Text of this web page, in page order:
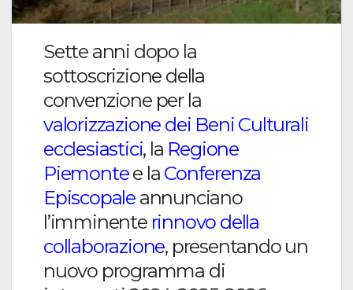
Sette anni dopo la
sottoscrizione della
convenzione per la
valorizzazione dei Beni Culturali
ecclesiastici, la Regione
Piemontee la Conferenza
Episcopale annunciano
l’imminente rinnovo della
collaborazione, presentando un
nuovo programma di